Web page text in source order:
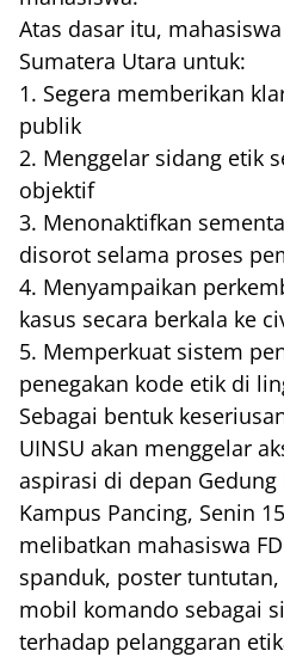
Atas dasar itu,
Sumatera Utara untuk:
1. Segera memberikan
publik
2. Menggelar sidang etik
objektif
3. Menonaktifkan
disorot selama proses
4. Menyampaikan
kasus secara berkala ke
5. Memperkuat sistem
penegakan kode etik di
Sebagai bentuk
UINSU akan menggelar
aspirasi di depan Gedung
Kampus Pancing, Senin
melibatkan mahasiswa
spanduk, poster
mobil komando sebagai
terhadap pelanggaran